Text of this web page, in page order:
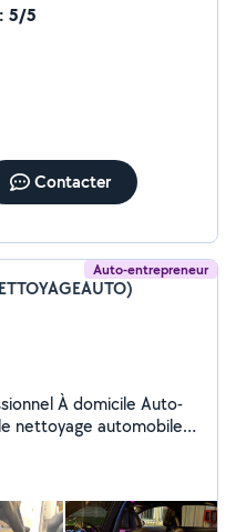
5/5
Contacter
Auto-entrepreneur
Auto-
nettoyage automobile
travail avec tout le
Nettoyage